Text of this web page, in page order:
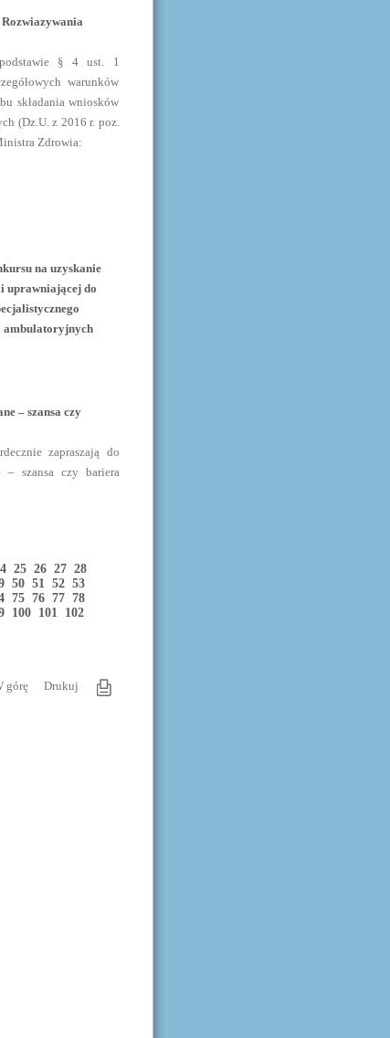
Rozwiazywania
podstawie § 4 ust. 1
warunków
składania wniosków
(Dz.U. z 2016 r. poz.
Zdrowia:
na uzyskanie
uprawniającej do
ambulatoryjnych
– szansa czy
zapraszają do
– szansa czy bariera
25 26 27 28
50 51 52 53
75 76 77 78
100 101 102
górę Drukuj